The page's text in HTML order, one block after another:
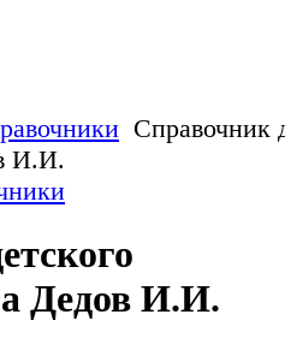
Справочник
И.И.
Дедов И.И.